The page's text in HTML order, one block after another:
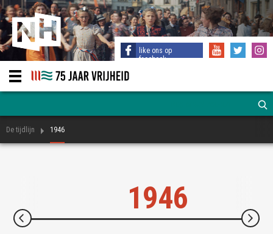
like ons op
facebook
De tijdlijn 1946
1946